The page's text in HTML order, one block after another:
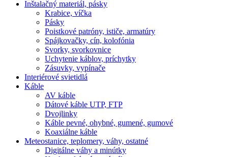
Inštalačný materiál, pásky
Krabice, víčka
Pásky
Poistkové patróny, ističe, armatúry
Spájkovačky, cín, kolofónia
Svorky, svorkovnice
Uchytenie káblov, príchytky
Zásuvky, vypínače
Interiérové svietidlá
Káble
AV káble
Dátové káble UTP, FTP
Dvojlinky
Káble pevné, ohybné, gumené, gumové
Koaxiálne káble
Meteostanice, teplomery, váhy, ostatné
Digitálne váhy a minútky